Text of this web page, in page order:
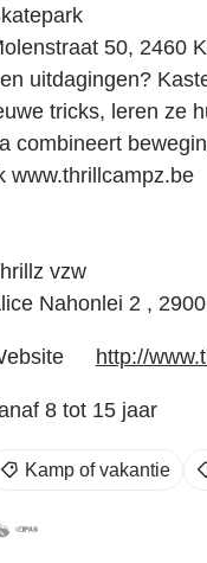
50, 2460
uitdagingen?
tricks, leren ze
combineert
www.thrillcampz.be
vzw
Nahonlei 2 , 2900
http://
8 tot 15 jaar
Kamp of vakantie
Samen met